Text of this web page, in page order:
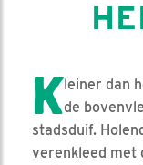
Kleiner dan
de
stadsduif.
verenkleed met